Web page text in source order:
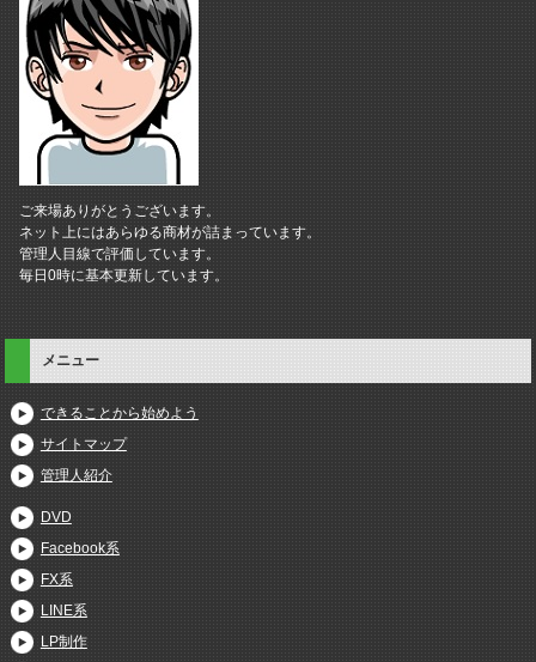
ご来場ありがとうございます。
ネット上にはあらゆる商材が詰まっています。
管理人目線で評価しています。
毎日0時に基本更新しています。
メニュー
できることから始めよう
サイトマップ
管理人紹介
DVD
Facebook系
FX系
LINE系
LP制作